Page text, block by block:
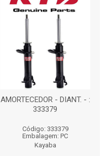
AMORTECEDOR - DIANT. - :
333379
Código: 333379
Embalagem: PC
Kayaba